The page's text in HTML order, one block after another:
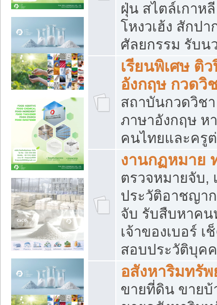
ฝุ่น สไตล์เกาห
โหงวเฮ้ง สักป
ศัลยกรรม รับน
เรียนพิเศษ ติ
อังกฤษ กวดวิ
สถาบันกวดวิช
ภาษาอังกฤษ ห
คนไทยและครู
งานกฏหมาย
ตรวจหมายจับ,
ประวัติอาชญา
จับ รับสืบหาคน
เจ้าของเบอร์
สอบประวัติบุค
อสังหาริมทรัพ
ขายที่ดิน ขายบ้